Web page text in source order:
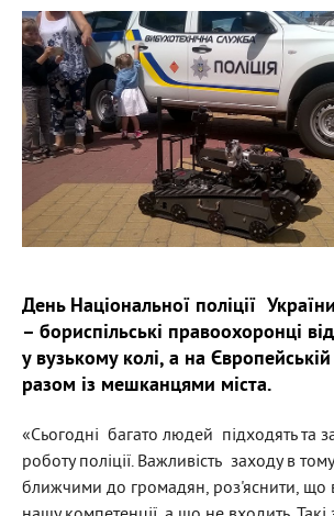
День Національної поліції
– бориспільські правоохоронці
у вузькому колі, а на
разом із мешканцями міста.
«Сьогодні багато людей підходять та
роботу поліції. Важливість заходу в
ближчими до громадян, роз'яснити, що